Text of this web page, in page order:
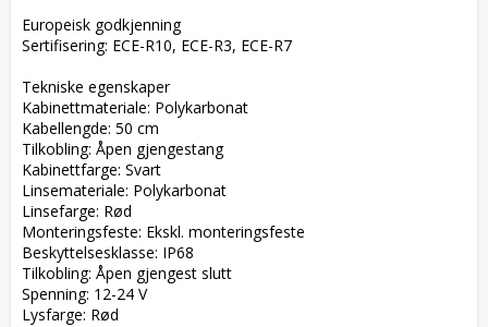
Europeisk godkjenning
Sertifisering: ECE-R10, ECE-R3, ECE-R7
Tekniske egenskaper
Kabinettmateriale: Polykarbonat
Kabellengde: 50 cm
Tilkobling: Åpen gjengestang
Kabinettfarge: Svart
Linsemateriale: Polykarbonat
Linsefarge: Rød
Monteringsfeste: Ekskl. monteringsfeste
Beskyttelsesklasse: IP68
Tilkobling: Åpen gjengest slutt
Spenning: 12-24 V
Lysfarge: Rød